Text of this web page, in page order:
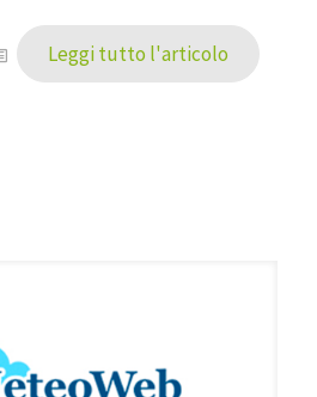
Leggi tutto l'articolo